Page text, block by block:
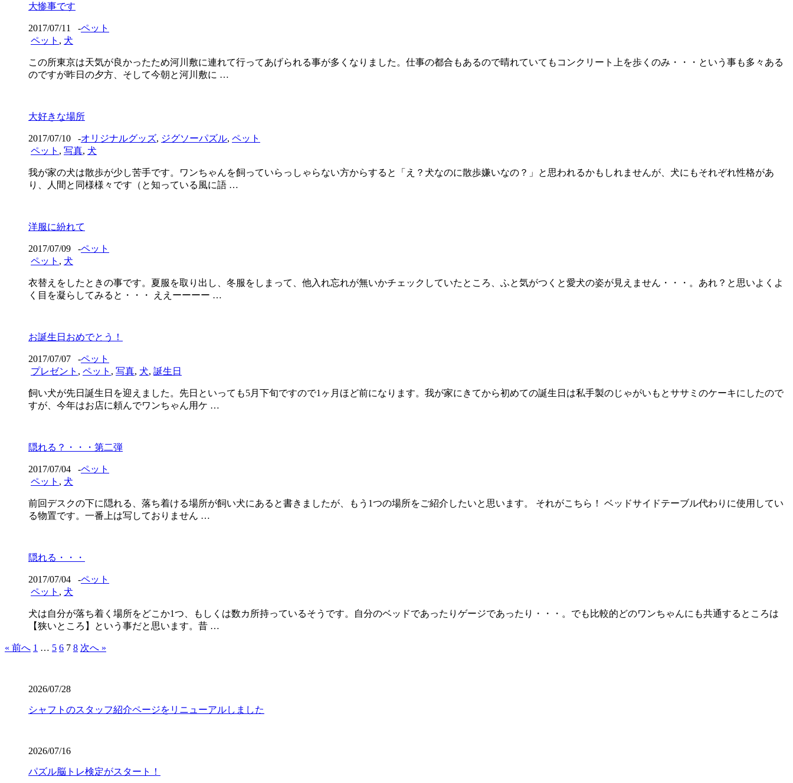
大惨事です
2017/07/11 -ペット
ペット , 犬
この所東京は天気が良かったため河川敷に連れて行ってあげられる事が多くなりました。仕事の都合もあるので晴れていてもコンクリート上を歩くのみ・・・という事も多々ある
のですが昨日の夕方、そして今朝と河川敷に …
大好きな場所
2017/07/10 -オリジナルグッズ, ジグソーパズル, ペット
ペット , 写真, 犬
我が家の犬は散歩が少し苦手です。ワンちゃんを飼っていらっしゃらない方からすると「え？犬なのに散歩嫌いなの？」と思われるかもしれませんが、犬にもそれぞれ性格があ
り、人間と同様様々です（と知っている風に語 …
洋服に紛れて
2017/07/09 -ペット
ペット , 犬
衣替えをしたときの事です。夏服を取り出し、冬服をしまって、他入れ忘れが無いかチェックしていたところ、ふと気がつくと愛犬の姿が見えません・・・。あれ？と思いよくよ
く目を凝らしてみると・・・ ええーーーー …
お誕生日おめでとう！
2017/07/07 -ペット
プレゼント , ペット , 写真, 犬, 誕生日
飼い犬が先日誕生日を迎えました。先日といっても5月下旬ですので1ヶ月ほど前になります。我が家にきてから初めての誕生日は私手製のじゃがいもとササミのケーキにしたので
すが、今年はお店に頼んでワンちゃん用ケ …
隠れる？・・・第二弾
2017/07/04 -ペット
ペット , 犬
前回デスクの下に隠れる、落ち着ける場所が飼い犬にあると書きましたが、もう1つの場所をご紹介したいと思います。 それがこちら！ ベッドサイドテーブル代わりに使用してい
る物置です。一番上は写しておりません …
隠れる・・・
2017/07/04 -ペット
ペット , 犬
犬は自分が落ち着く場所をどこか1つ、もしくは数カ所持っているそうです。自分のベッドであったりゲージであったり・・・。でも比較的どのワンちゃんにも共通するところは
【狭いところ】という事だと思います。昔 …
« 前へ 1 … 5 6 7 8 次へ »
2026/07/28
シャフトのスタッフ紹介ページをリニューアルしました
2026/07/16
パズル脳トレ検定がスタート！